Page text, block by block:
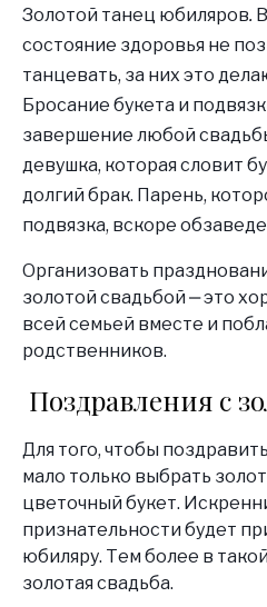
Золотой танец юбиляров.
состояние здоровья не
танцевать, за них это
Бросание букета и
завершение любой
девушка, которая словит
долгий брак. Парень,
подвязка, вскоре
Организовать
золотой свадьбой ‒ это
всей семьей вместе и
родственников.
Поздравления с
Для того, чтобы
мало только выбрать
цветочный букет.
признательности будет
юбиляру. Тем более в
золотая свадьба.